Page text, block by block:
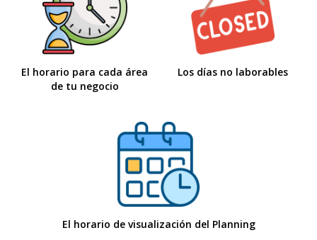
El horario para cada área
de tu negocio
Los días no laborables
El horario de visualización del Planning